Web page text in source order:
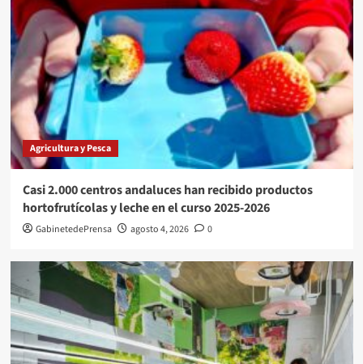
Agricultura y Pesca
Casi 2.000 centros andaluces han recibido productos
hortofrutícolas y leche en el curso 2025-2026
GabinetedePrensa agosto 4, 2026 0